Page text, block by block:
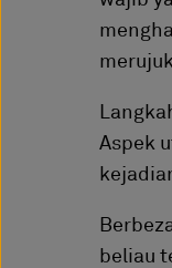
Aspek
beliau